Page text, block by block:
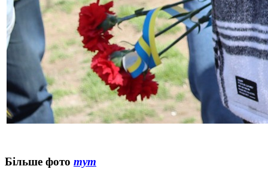
Більше фото тут